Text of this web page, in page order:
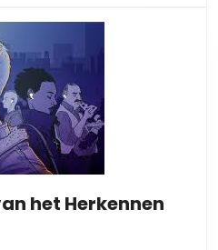
het Herkennen